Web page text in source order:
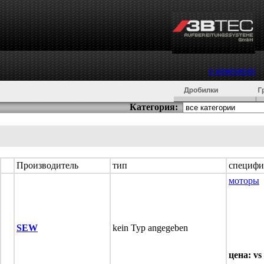
о компании
Категория:
Производитель
тип
SEW kein Typ angegeben
моторы
цена: